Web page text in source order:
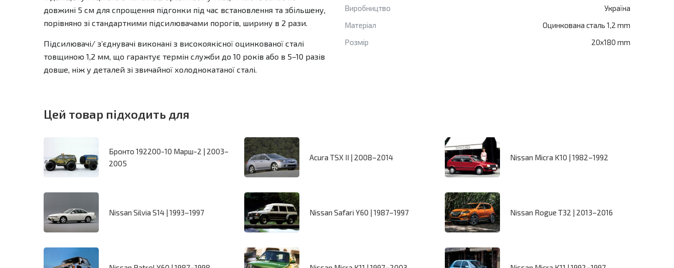
довжині 5 см для спрощення підгонки під час встановлення та збільшену,
порівняно зі стандартними підсилювачами порогів, ширину в 2 рази.
Підсилювачі/ зʼєднувачі виконані з високоякісної оцинкованої сталі
товщиною 1,2 мм, що гарантує термін служби до 10 років або в 5–10 разів
довше, ніж у деталей зі звичайної холоднокатаної сталі.
Виробництво
Україна
Матеріал
Оцинкована сталь 1,2 mm
Розмір
20x180 mm
Цей товар підходить для
Бронто 192200-10 Марш-2 | 2003–
2005
Acura TSX II | 2008–2014 Nissan Micra K10 | 1982–1992
Nissan Silvia S14 | 1993–1997 Nissan Safari Y60 | 1987–1997 Nissan Rogue T32 | 2013–2016